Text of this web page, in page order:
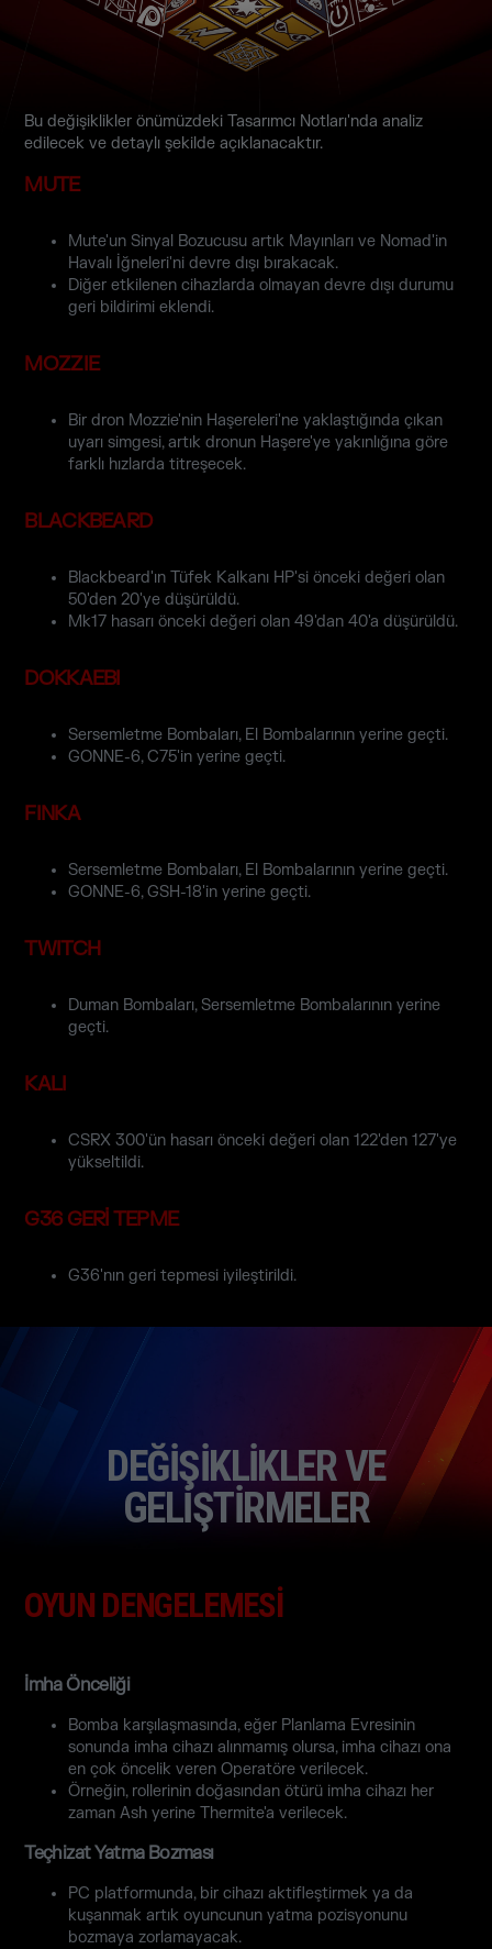
Bu değişiklikler önümüzdeki Tasarımcı Notları'nda analiz
edilecek ve detaylı şekilde açıklanacaktır.
MUTE
Mute'un Sinyal Bozucusu artık Mayınları ve Nomad'in
Havalı İğneleri'ni devre dışı bırakacak.
Diğer etkilenen cihazlarda olmayan devre dışı durumu
geri bildirimi eklendi.
MOZZIE
Bir dron Mozzie'nin Haşereleri'ne yaklaştığında çıkan
uyarı simgesi, artık dronun Haşere'ye yakınlığına göre
farklı hızlarda titreşecek.
BLACKBEARD
Blackbeard'ın Tüfek Kalkanı HP'si önceki değeri olan
50'den 20'ye düşürüldü.
Mk17 hasarı önceki değeri olan 49'dan 40'a düşürüldü.
DOKKAEBI
Sersemletme Bombaları, El Bombalarının yerine geçti.
GONNE-6, C75'in yerine geçti.
FINKA
Sersemletme Bombaları, El Bombalarının yerine geçti.
GONNE-6, GSH-18'in yerine geçti.
TWITCH
Duman Bombaları, Sersemletme Bombalarının yerine
geçti.
KALI
CSRX 300'ün hasarı önceki değeri olan 122'den 127'ye
yükseltildi.
G36 GERİ TEPME
G36'nın geri tepmesi iyileştirildi.
DEĞİŞİKLİKLER VE
GELİŞTİRMELER
OYUN DENGELEMESİ
İmha Önceliği
Bomba karşılaşmasında, eğer Planlama Evresinin
sonunda imha cihazı alınmamış olursa, imha cihazı ona
en çok öncelik veren Operatöre verilecek.
Örneğin, rollerinin doğasından ötürü imha cihazı her
zaman Ash yerine Thermite'a verilecek.
Teçhizat Yatma Bozması
PC platformunda, bir cihazı aktifleştirmek ya da
kuşanmak artık oyuncunun yatma pozisyonunu
bozmaya zorlamayacak.